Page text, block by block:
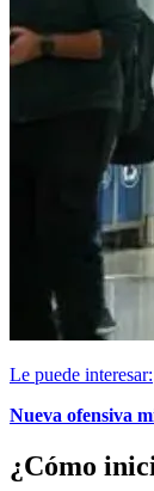
Le puede interesar:
Nueva ofensiva
¿Cómo